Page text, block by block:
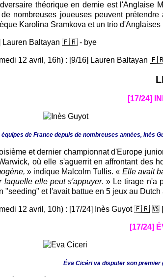
théorique en demie est l'Anglaise
nombreuses joueuses peuvent
Karolina Sramkova et un trio
Lauren Baltayan 🇫🇷 - bye
12 avril, 16h) : [9/16] Lauren Baltayan
[17/24]
de France depuis de nombreuses années, Inès
et dernier championnat d'Europe
où elle s'aguerrit en affrontant des
» indique Malcolm Tullis. « Elle avait
laquelle elle peut s'appuyer. » Le tirage n'a
"seeding" et l'avait battue en 5 jeux au
12 avril, 10h) : [17/24] Inès Guyot 🇫🇷 🆚
[17/24]
Éva Cicéri va disputer son